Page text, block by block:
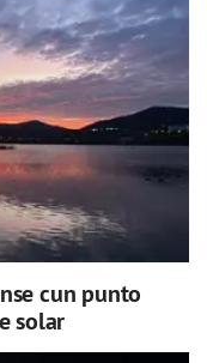
cun punto
solar